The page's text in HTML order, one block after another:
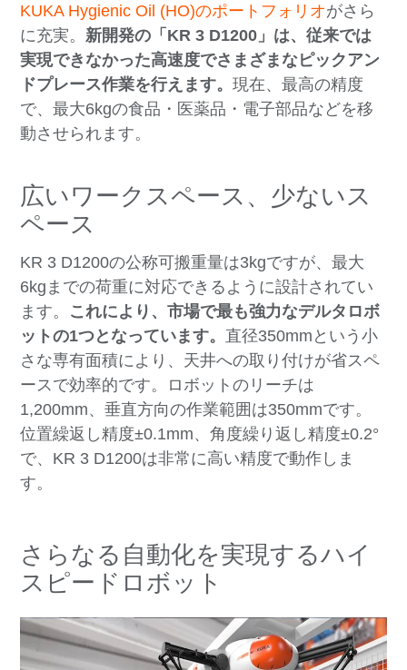
KUKA Hygienic Oil (HO)のポートフォリオがさら
に充実。新開発の「KR 3 D1200」は、従来では
実現できなかった高速度でさまざまなピックアン
ドプレース作業を行えます。現在、最高の精度
で、最大6kgの食品・医薬品・電子部品などを移
動させられます。
広いワークスペース、少ないス
ペース
KR 3 D1200の公称可搬重量は3kgですが、最大
6kgまでの荷重に対応できるように設計されてい
ます。 これにより、市場で最も強力なデルタロボ
ットの1つとなっています。 直径350mmという小
さな専有面積により、天井への取り付けが省スペ
ースで効率的です。ロボットのリーチは
1,200mm、垂直方向の作業範囲は350mmです。
位置繰返し精度±0.1mm、角度繰り返し精度±0.2°
で、KR 3 D1200は非常に高い精度で動作しま
す。
さらなる自動化を実現するハイ
スピードロボット